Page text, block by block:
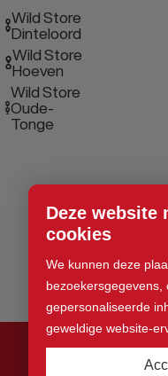
Deze website
cookies
We kunnen deze
bezoekersgegevens,
gepersonaliseerde
geweldige website-
Wild Store
Dinteloord
Wild Store
Hoeven
Wild Store
Oude-
Tonge
© 2026 Wild Store.